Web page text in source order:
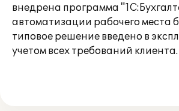
внедрена программа
автоматизации рабочего места
типовое решение введено в
учетом всех требований клиента.